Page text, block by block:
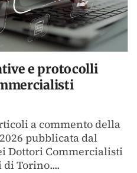
e protocolli
a commento della
pubblicata dal
Dottori Commercialisti
Torino....